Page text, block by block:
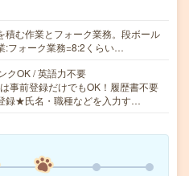
積む作業とフォーク業務。段ボール
:フォーク業務=8:2くらい…
クOK / 英語力不要
事前登録だけでもOK！履歴書不要
録★氏名・職種などを入力す…